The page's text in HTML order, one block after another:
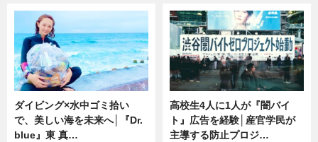
ダイビング×水中ゴミ拾い
で、美しい海を未来へ│『Dr.
blue』東 真…
高校生4人に1人が『闇バイ
ト』広告を経験│産官学民が
主導する防止プロジ…